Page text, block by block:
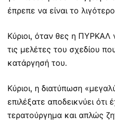
έπρεπε να είναι το
Κύριοι, όταν θες η ΠΥΡΚΑΛ
τις μελέτες του σχεδίου
κατάργησή του.
Κύριοι, η διατύπωση
επιλέξατε αποδεικνύει
τερατούργημα και απλώς